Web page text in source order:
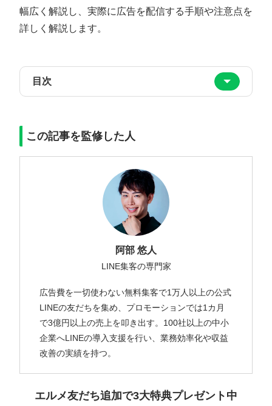
幅広く解説し、実際に広告を配信する手順や注意点を
詳しく解説します。
目次
この記事を監修した人
阿部 悠人
LINE集客の専門家
広告費を一切使わない無料集客で1万人以上の公式
LINEの友だちを集め、プロモーションでは1カ月
で3億円以上の売上を叩き出す。100社以上の中小
企業へLINEの導入支援を行い、業務効率化や収益
改善の実績を持つ。
エルメ友だち追加で3大特典プレゼント中